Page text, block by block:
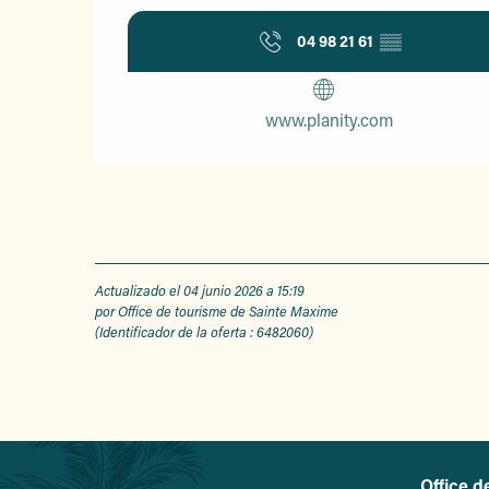
04 98 21 61 ▒▒
www.planity.com
Actualizado el 04 junio 2026 a 15:19
por Office de tourisme de Sainte Maxime
(Identificador de la oferta :6482060)